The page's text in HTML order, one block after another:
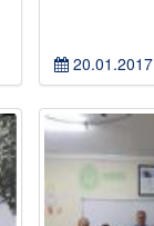
20.01.2017